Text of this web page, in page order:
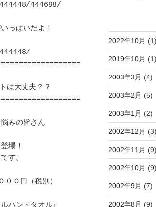
444698/
っぱいだよ！
みの皆さん
場！
す。
０円（税別）
2022年10月 (1)
2019年10月 (1)
2003年3月 (4)
2003年2月 (5)
2003年1月 (2)
2002年12月 (3)
2002年11月 (9)
2002年10月 (9)
2002年9月 (7)
2002年8月 (9)